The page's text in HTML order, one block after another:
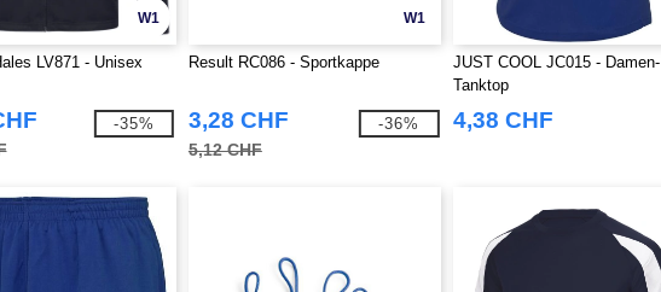
W1
LV871 - Unisex
-35%
W1
Result RC086 - Sportkappe
3,28 CHF
5,12 CHF
-36%
JUST COOL JC015 - Damen-
Tanktop
4,38 CHF